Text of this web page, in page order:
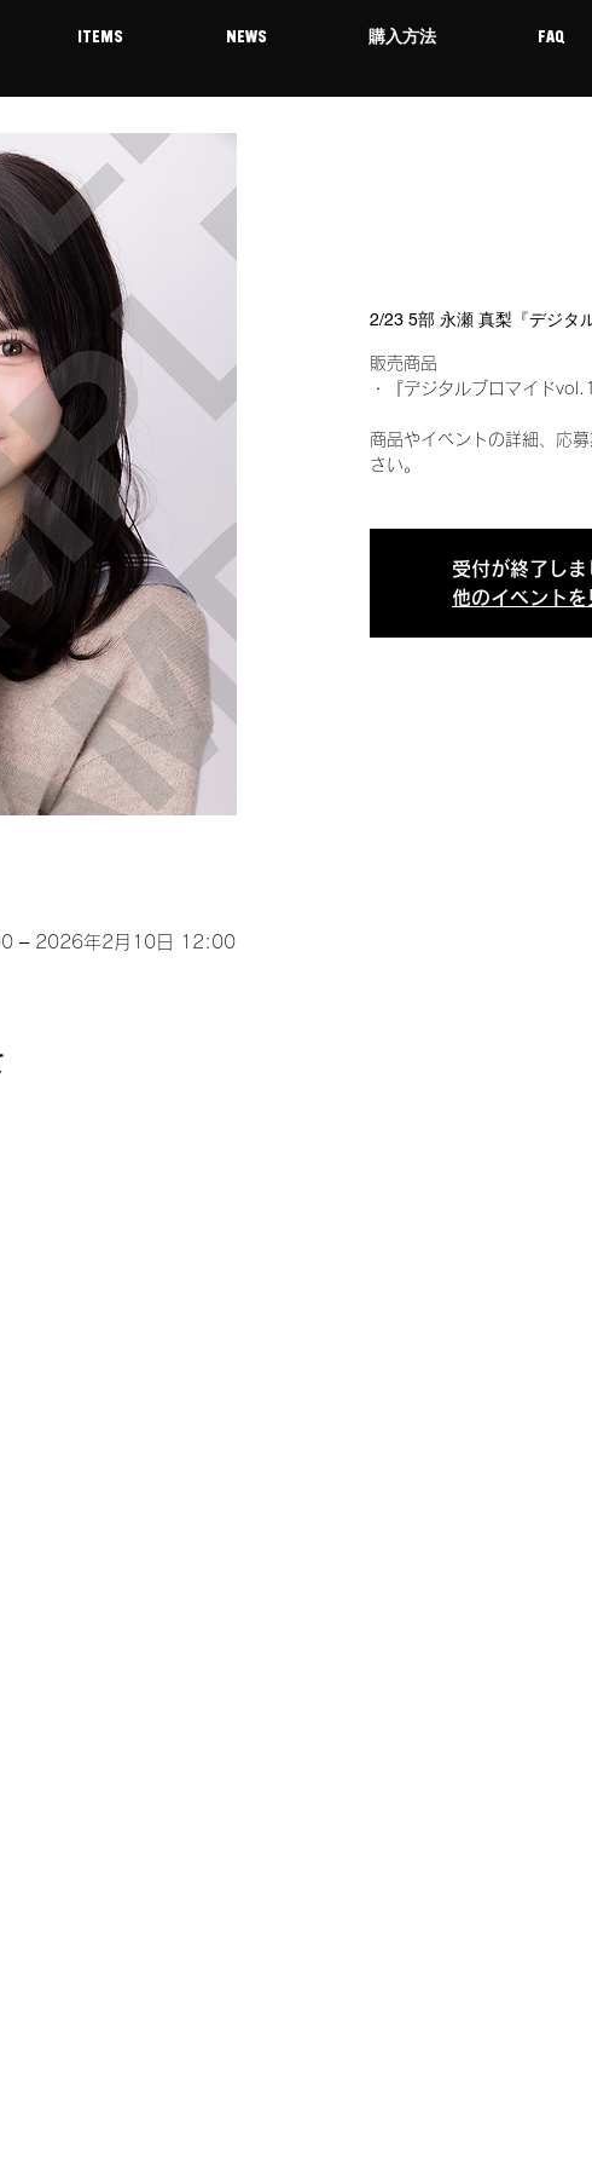
ITEMS NEWS 購入方法 FAQ
2/23 5部 永瀬 真梨『デジタ
販売商品
・『デジタルブロマイド
商品やイベントの詳細、応
さい。
受付が終了しま
他のイベントを
– 2026年2月10日 12:00